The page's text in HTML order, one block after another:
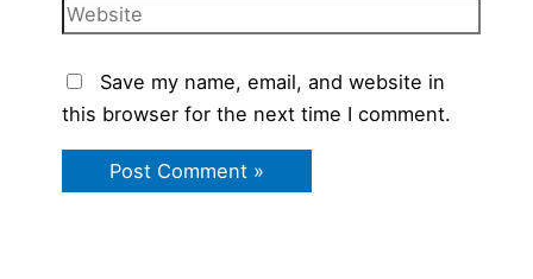
Website
Save my name, email, and website in
this browser for the next time I comment.